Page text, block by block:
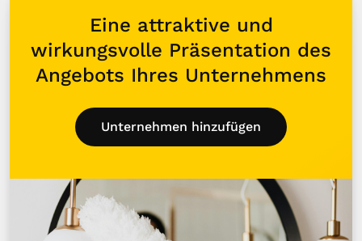
Eine attraktive und
wirkungsvolle Präsentation des
Angebots Ihres Unternehmens
Unternehmen hinzufügen